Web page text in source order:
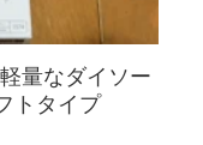
量なダイソー
トタイプ